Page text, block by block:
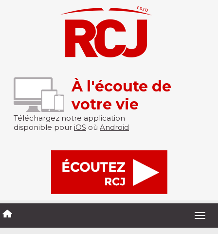
À l'écoute de
votre vie
Téléchargez notre application
disponible pour iOS où Android